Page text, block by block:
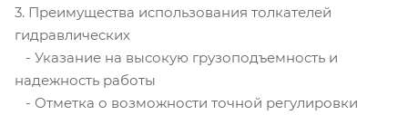
3. Преимущества использования толкателей
гидравлических
- Указание на высокую грузоподъемность и
надежность работы
- Отметка о возможности точной регулировки